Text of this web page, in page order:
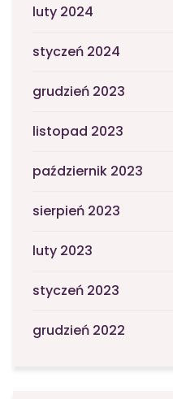
luty 2024
styczeń 2024
grudzień 2023
listopad 2023
październik 2023
sierpień 2023
luty 2023
styczeń 2023
grudzień 2022